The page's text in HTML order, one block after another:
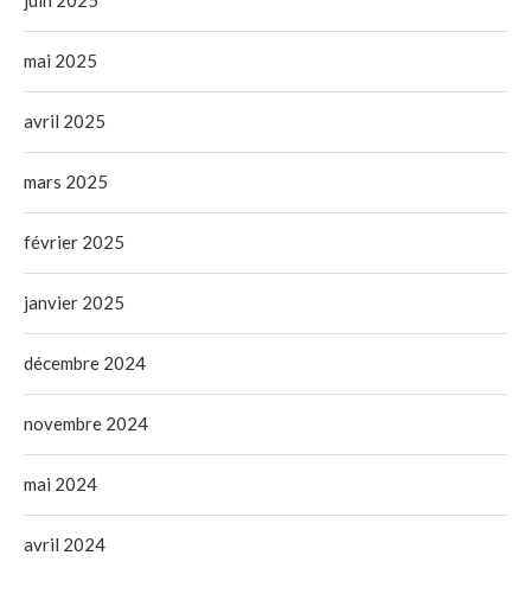
mai 2025
avril 2025
mars 2025
février 2025
janvier 2025
décembre 2024
novembre 2024
mai 2024
avril 2024